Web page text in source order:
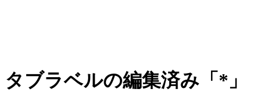
タブラベルの編集済み「*」